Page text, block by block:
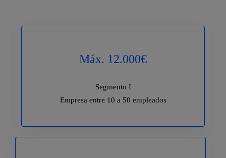
Máx. 12.000€
Segmento I
Empresa entre 10 a 50 empleados